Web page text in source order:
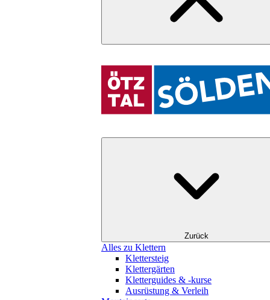
Zurück
Alles zu Klettern
Klettersteig
Klettergärten
Kletterguides & -kurse
Ausrüstung & Verleih